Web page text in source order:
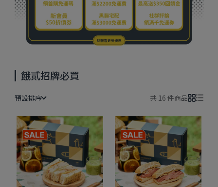
餓貳招牌必買
預設排序 共 16 件商品